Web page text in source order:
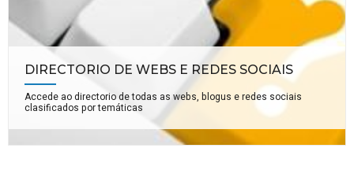
DIRECTORIO DE WEBS E REDES SOCIAIS
Accede ao directorio de todas as webs, blogus e redes sociais
clasificados por temáticas